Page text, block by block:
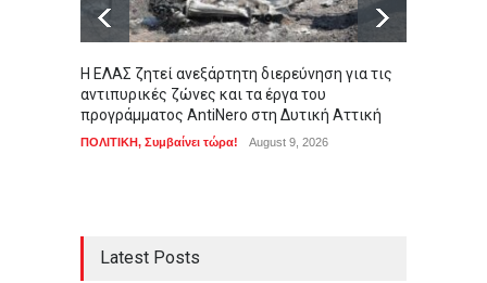
Η ΕΛΑΣ ζητεί ανεξάρτητη διερεύνηση για τις
αντιπυρικές ζώνες και τα έργα του
προγράμματος AntiNero στη Δυτική Αττική
ΠΟΛΙΤΙΚΗ, Συμβαίνει τώρα! August 9, 2026
Latest Posts